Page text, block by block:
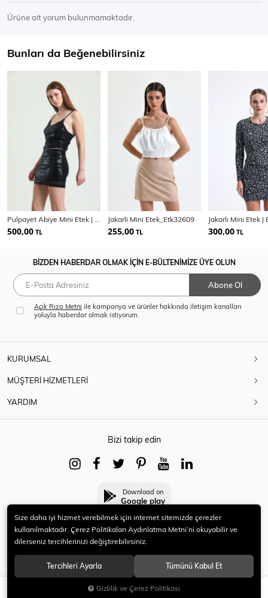
SEPETE EKLE
Ürüne ait yorum bulunmamaktadır.
Bunları da Beğenebilirsiniz
500,00 TL
Jakarli Mini Etek_Etk32609
255,00 TL
Jakarlı Mini Etek |
300,00 TL
BİZDEN HABERDAR OLMAK İÇİN E-BÜLTENİMİZE ÜYE OLUN
Abone Ol
Açık Rıza Metni ile kampanya ve ürünler hakkında iletişim kanalları
yoluyla haberdar olmak istiyorum.
KURUMSAL
MÜŞTERİ HİZMETLERİ
YARDIM
Bizi takip edin
Download on
Google play
© 2021 HERYENİ. Tüm hakları saklıdır.
Size daha iyi hizmet verebilmek için internet sitemizde çerezler
kullanılmaktadır. Çerez Politikaları Aydınlatma Metni’ni okuyabilir ve
dilerseniz tercihlerinizi değiştirebilirsiniz.
Tercihleri Ayarla Tümünü Kabul Et
Gizlilik ve Çerez Politikası